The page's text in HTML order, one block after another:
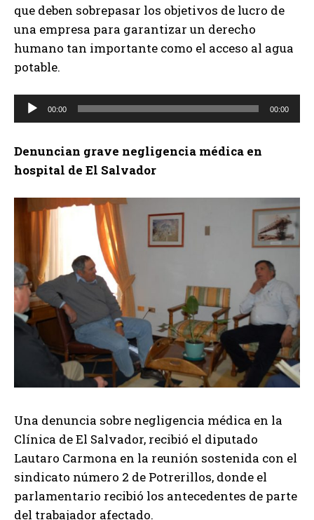
que deben sobrepasar los objetivos de lucro de
una empresa para garantizar un derecho
humano tan importante como el acceso al agua
potable.
e
r
o
d
o
r
d
d
o
00:00 00:00
Denuncian grave negligencia médica en
hospital de El Salvador
Una denuncia sobre negligencia médica en la
Clínica de El Salvador, recibió el diputado
Lautaro Carmona en la reunión sostenida con el
sindicato número 2 de Potrerillos, donde el
parlamentario recibió los antecedentes de parte
del trabajador afectado.